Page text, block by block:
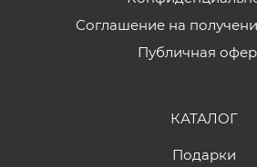
Соглашение на
Публичная
КАТАЛОГ
Подарки